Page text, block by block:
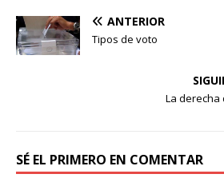
ANTERIOR
Tipos de voto
La derecha
SÉ EL PRIMERO EN COMENTAR